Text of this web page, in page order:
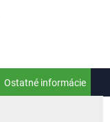
Ostatné informácie